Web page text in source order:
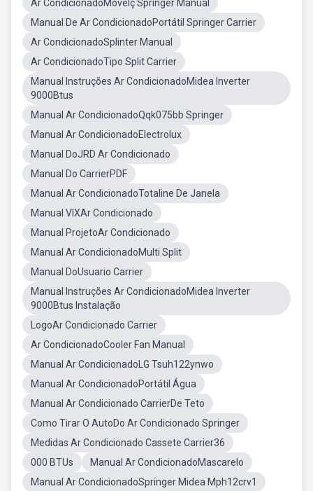
Ar CondicionadoMovelç Springer Manual
Manual De Ar CondicionadoPortátil Springer Carrier
Ar CondicionadoSplinter Manual
Ar CondicionadoTipo Split Carrier
Manual Instruções Ar CondicionadoMidea Inverter
9000Btus
Manual Ar CondicionadoQqk075bb Springer
Manual Ar CondicionadoElectrolux
Manual DoJRD Ar Condicionado
Manual Do CarrierPDF
Manual Ar CondicionadoTotaline De Janela
Manual VIXAr Condicionado
Manual ProjetoAr Condicionado
Manual Ar CondicionadoMulti Split
Manual DoUsuario Carrier
Manual Instruções Ar CondicionadoMidea Inverter
9000Btus Instalação
LogoAr Condicionado Carrier
Ar CondicionadoCooler Fan Manual
Manual Ar CondicionadoLG Tsuh122ynwo
Manual Ar CondicionadoPortátil Água
Manual Ar Condicionado CarrierDe Teto
Como Tirar O AutoDo Ar Condicionado Springer
Medidas Ar Condicionado Cassete Carrier36
000 BTUs
Manual Ar CondicionadoMascarelo
Manual Ar CondicionadoSpringer Midea Mph12crv1